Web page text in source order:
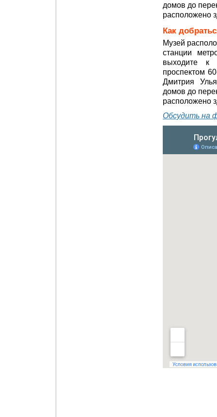
домов до
расположено
Как
Музей
станции
выходите к
проспектом
Дмитрия
домов до
расположено
Обсудить на